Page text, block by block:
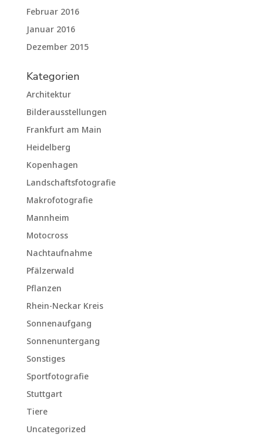
Februar 2016
Januar 2016
Dezember 2015
Kategorien
Architektur
Bilderausstellungen
Frankfurt am Main
Heidelberg
Kopenhagen
Landschaftsfotografie
Makrofotografie
Mannheim
Motocross
Nachtaufnahme
Pfälzerwald
Pflanzen
Rhein-Neckar Kreis
Sonnenaufgang
Sonnenuntergang
Sonstiges
Sportfotografie
Stuttgart
Tiere
Uncategorized